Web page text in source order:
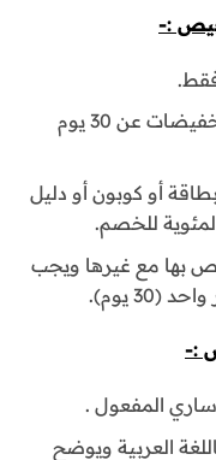
:-
أن لا تزيد فترة العرض الخاص والتخفيضات عن 30 يوم
أو كوبون أو دليل
للخصم.
بها مع غيرها ويجب
يوم).
:-
ساري المفعول .
العربية ويوضح